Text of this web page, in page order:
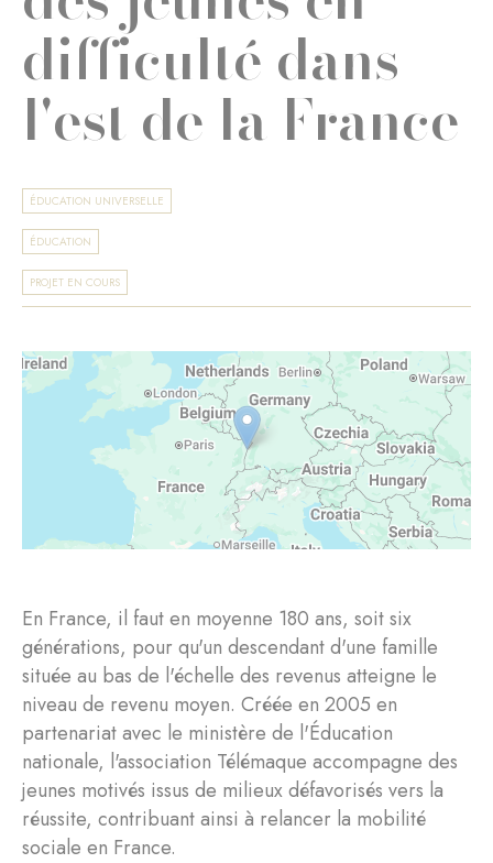
difficulté dans
l'est de la France
ÉDUCATION UNIVERSELLE
ÉDUCATION
PROJET EN COURS
En France, il faut en moyenne 180 ans, soit six
générations, pour qu'un descendant d'une famille
située au bas de l'échelle des revenus atteigne le
niveau de revenu moyen. Créée en 2005 en
partenariat avec le ministère de l'Éducation
nationale, l'association Télémaque accompagne des
jeunes motivés issus de milieux défavorisés vers la
réussite, contribuant ainsi à relancer la mobilité
sociale en France.